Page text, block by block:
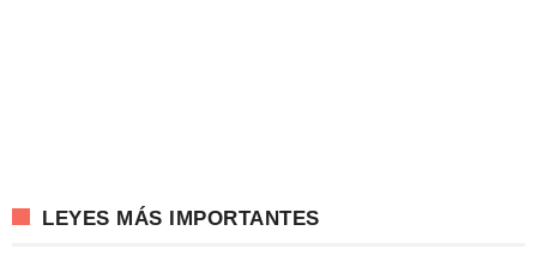
LEYES MÁS IMPORTANTES